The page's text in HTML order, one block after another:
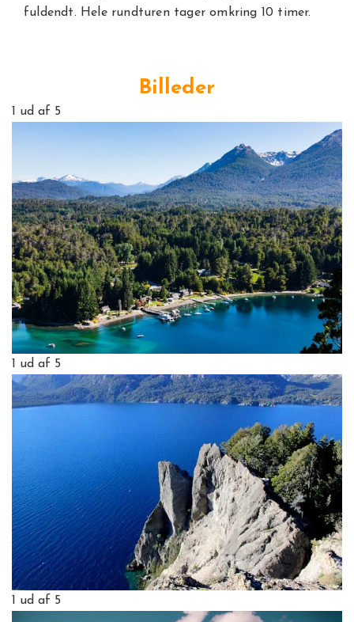
fuldendt. Hele rundturen tager omkring 10 timer.
Billeder
1 ud af 5
1 ud af 5
1 ud af 5